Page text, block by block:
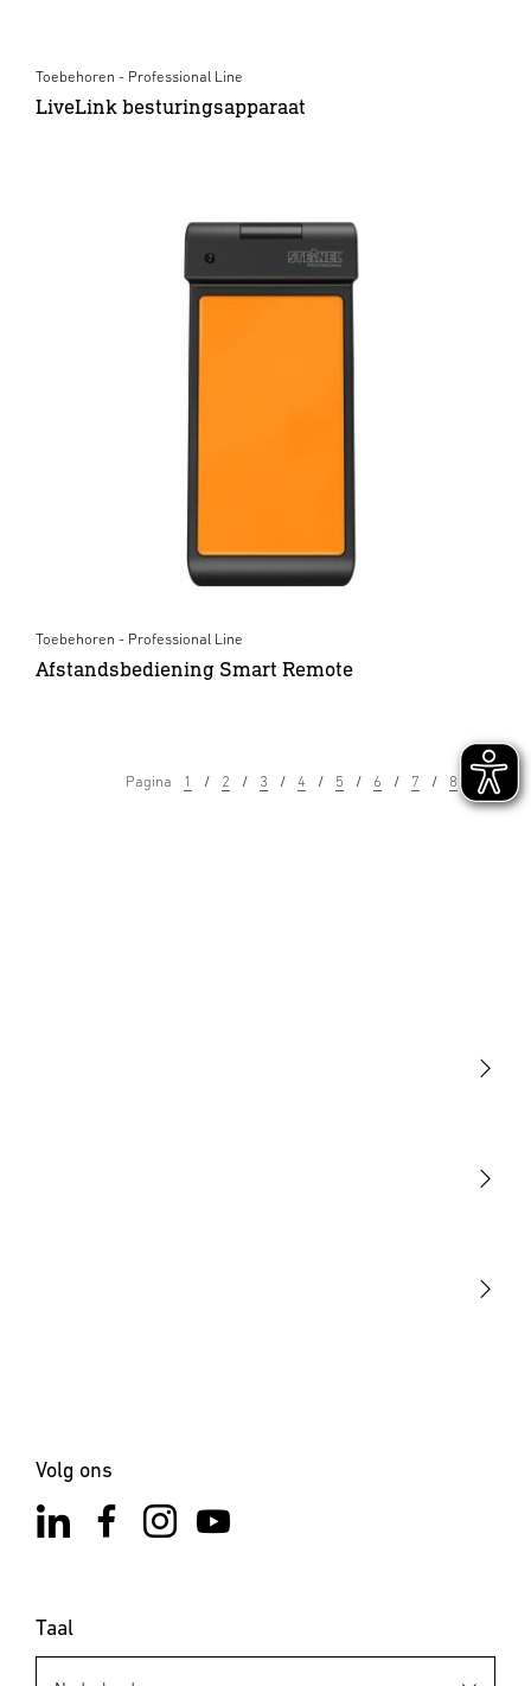
Toebehoren - Professional Line
LiveLink besturingsapparaat
Toebehoren - Professional Line
Afstandsbediening Smart Remote
Pagina 1 2 3 4 5 6 7 8 9
Volg ons
Taal